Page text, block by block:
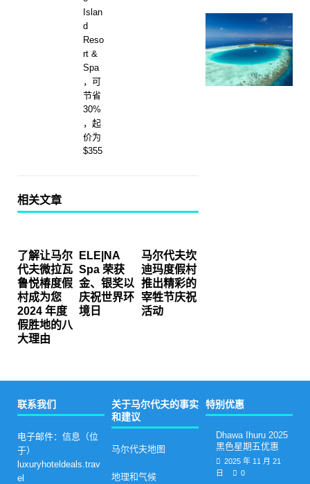
Islan
d
Reso
rt &
Spa
，可
节省
30%
，起
价为
$355
相关文章
了解让马尔
代夫微拉瓦
鲁悦椿度假
村成为您
2024 年度
假胜地的八
大理由
ELE|NA
Spa 荣获
金、银奖以
庆祝世界环
境日
马尔代夫坎
迪玛度假村
推出精彩的
宰牲节庆祝
活动
联系我们
电子邮件：信息（位
于）
luxuryhoteldeals.trav
el
关于马尔代夫的事实
和建议
马尔代夫地图
地理和气候
特别优惠
Dhawa Ihuru 2025
黑色星期五优惠
2025 年 11 月 21
日
0